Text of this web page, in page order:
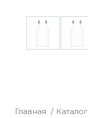
Главная Каталог